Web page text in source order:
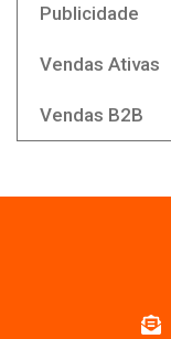
Publicidade
Vendas Ativas
Vendas B2B